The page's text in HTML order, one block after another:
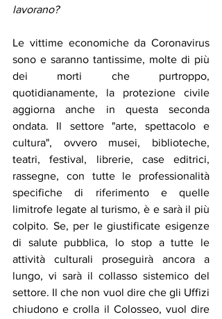
lavorano?
Le vittime economiche da Coronavirus
sono e saranno tantissime, molte di più
dei morti che purtroppo,
quotidianamente, la protezione civile
aggiorna anche in questa seconda
ondata. Il settore "arte, spettacolo e
cultura", ovvero musei, biblioteche,
teatri, festival, librerie, case editrici,
rassegne, con tutte le professionalità
specifiche di riferimento e quelle
limitrofe legate al turismo, è e sarà il più
colpito. Se, per le giustificate esigenze
di salute pubblica, lo stop a tutte le
attività culturali proseguirà ancora a
lungo, vi sarà il collasso sistemico del
settore. Il che non vuol dire che gli Uffizi
chiudono e crolla il Colosseo, vuol dire